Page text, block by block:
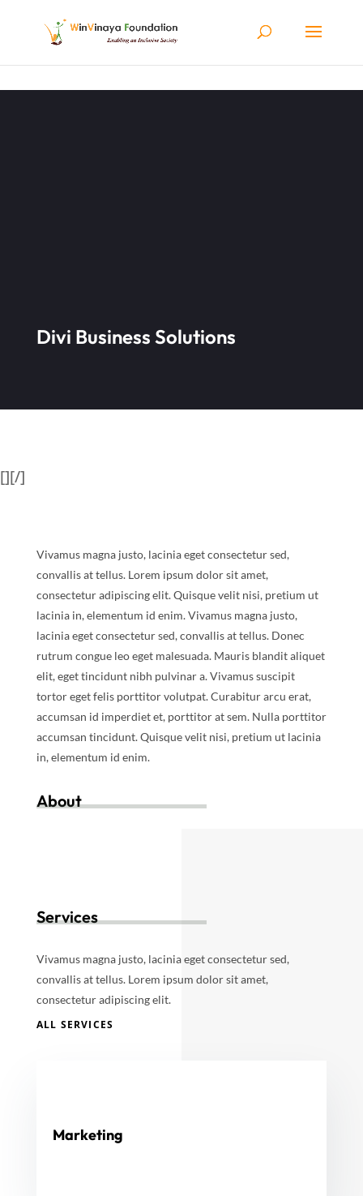
Divi Business Solutions
[][/]
Vivamus magna justo, lacinia eget consectetur sed,
convallis at tellus. Lorem ipsum dolor sit amet,
consectetur adipiscing elit. Quisque velit nisi, pretium ut
lacinia in, elementum id enim. Vivamus magna justo,
lacinia eget consectetur sed, convallis at tellus. Donec
rutrum congue leo eget malesuada. Mauris blandit aliquet
elit, eget tincidunt nibh pulvinar a. Vivamus suscipit
tortor eget felis porttitor volutpat. Curabitur arcu erat,
accumsan id imperdiet et, porttitor at sem. Nulla porttitor
accumsan tincidunt. Quisque velit nisi, pretium ut lacinia
in, elementum id enim.
About
Services
Vivamus magna justo, lacinia eget consectetur sed,
convallis at tellus. Lorem ipsum dolor sit amet,
consectetur adipiscing elit.
ALL SERVICES
Marketing